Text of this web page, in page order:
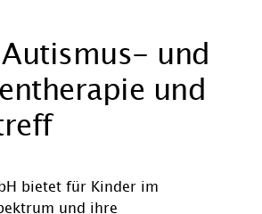
und
und
bietet für Kinder im
und ihre